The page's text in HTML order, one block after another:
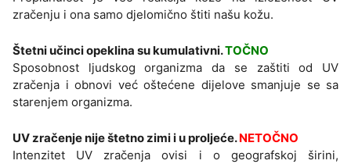
zračenju i ona samo djelomično štiti našu kožu.
Štetni učinci opeklina su kumulativni.TOČNO
Sposobnost ljudskog organizma da se zaštiti od UV
zračenja i obnovi već oštećene dijelove smanjuje se sa
starenjem organizma.
UV zračenje nije štetno zimi i u proljeće.NETOČNO
Intenzitet UV zračenja ovisi i o geografskoj širini,